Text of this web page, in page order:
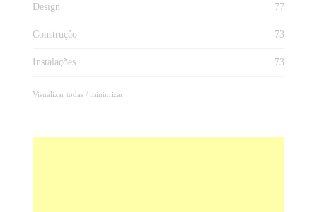
Design 77
Construção 73
Instalações 73
Visualizar todas / minimizar